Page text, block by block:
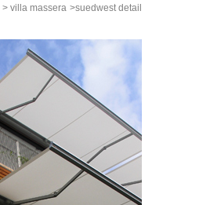
> villa massera >suedwest detail